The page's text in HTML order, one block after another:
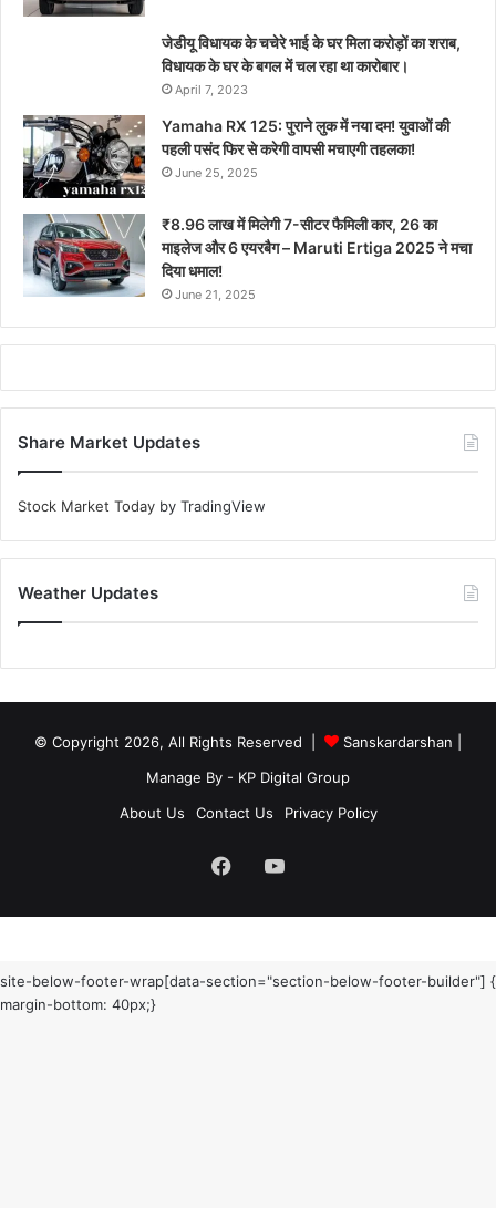
विधायक के घर के बगल में चल रहा था कारोबार।
April 7, 2023
पहली पसंद फिर से करेगी वापसी मचाएगी तहलका!
June 25, 2025
माइलेज और 6 एयरबैग – Maruti Ertiga 2025 ने मचा
दिया धमाल!
June 21, 2025
margin-bottom: 40px;}